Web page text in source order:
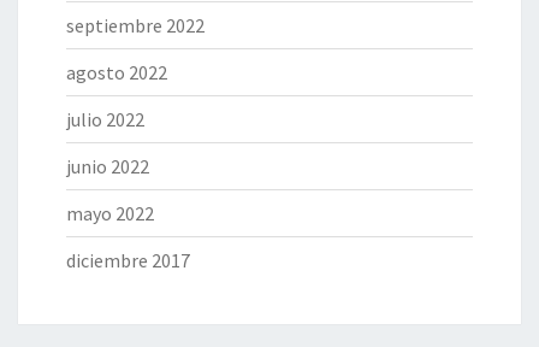
septiembre 2022
agosto 2022
julio 2022
junio 2022
mayo 2022
diciembre 2017